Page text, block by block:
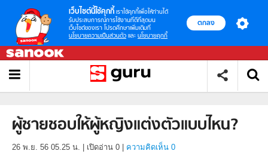
เว็บไซต์นี้ใช้คุกกี้ เราใช้คุกกี้เพื่อให้ท่านได้
รับประสบการณ์การใช้งานที่ดีที่สุดบน
เว็บไซต์ของเรา โปรดศึกษาเพิ่มเติมที่
นโยบายความเป็นส่วนตัว และ นโยบายคุกกี้
ตกลง
ผู้ชายชอบให้ผู้หญิงแต่งตัวแบบไหน?
26 พ.ย. 56 05.25 น. เปิดอ่าน 0 ความคิดเห็น 0